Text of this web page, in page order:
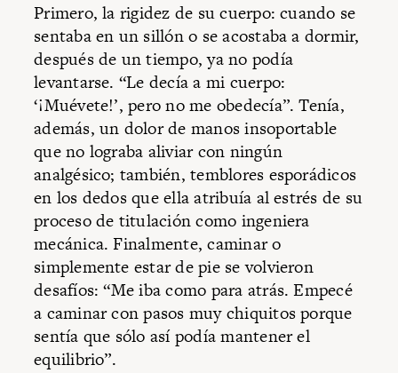
Primero, la rigidez de su cuerpo: cuando se
sentaba en un sillón o se acostaba a dormir,
después de un tiempo, ya no podía
levantarse. “Le decía a mi cuerpo:
‘¡Muévete!’, pero no me obedecía”. Tenía,
además, un dolor de manos insoportable
que no lograba aliviar con ningún
analgésico; también, temblores esporádicos
en los dedos que ella atribuía al estrés de su
proceso de titulación como ingeniera
mecánica. Finalmente, caminar o
simplemente estar de pie se volvieron
desafíos: “Me iba como para atrás. Empecé
a caminar con pasos muy chiquitos porque
sentía que sólo así podía mantener el
equilibrio”.